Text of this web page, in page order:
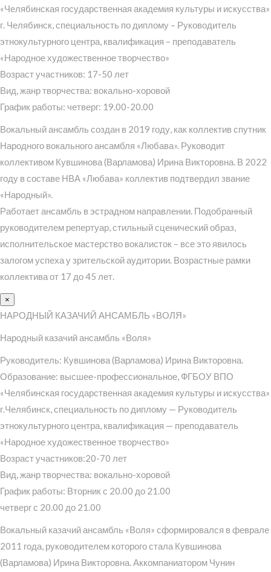
«Челябинская государственная академия культуры и искусства»
г. Челябинск, специальность по диплому – Руководитель
этнокультурного центра, квалификация – преподаватель
«Народное художественное творчество»
Возраст участников: 17-50 лет
Вид, жанр творчества: вокально-хоровой
График работы: четверг: 19.00-20.00
Вокальный ансамбль создан в 2019 году, как коллектив спутник
Народного вокального ансамбля «Любава». Руководит
коллективом Кувшинова (Варламова) Ирина Викторовна. В 2022
году в составе НВА «Любава» коллектив подтвердил звание
«Народный».
Работает ансамбль в эстрадном направлении. Подобранный
руководителем репертуар, стильный сценический образ,
исполнительское мастерство вокалисток – все это явилось
залогом успеха у зрительской аудитории. Возрастные рамки
коллектива от 17 до 45 лет.
×
НАРОДНЫЙ КАЗАЧИЙ АНСАМБЛЬ «ВОЛЯ»
Народный казачий ансамбль «Воля»
Руководитель: Кувшинова (Варламова) Ирина Викторовна.
Образование: высшее-профессиональное, ФГБОУ ВПО
«Челябинская государственная академия культуры и искусства»
г.Челябинск, специальность по диплому — Руководитель
этнокультурного центра, квалификация — преподаватель
«Народное художественное творчество»
Возраст участников:20-70 лет
Вид, жанр творчества: вокально-хоровой
График работы: Вторник с 20.00 до 21.00
четверг с 20.00 до 21.00
Вокальный казачий ансамбль «Воля» сформировался в феврале
2011 года, руководителем которого стала Кувшинова
(Варламова) Ирина Викторовна. Аккомпаниатором Чунин